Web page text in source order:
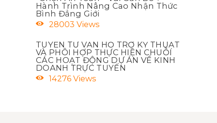
Hành Trình Nâng Cao Nhận Thức
Bình Đẳng Giới
28003 Views
TUYỂN TƯ VẤN HỖ TRỢ KỸ THUẬT
VÀ PHÔI HỢP THỰC HIỆN CHUỖI
CÁC HOẠT ĐỘNG DỰ ÁN VỀ KINH
DOANH TRỰC TUYẾN
14276 Views